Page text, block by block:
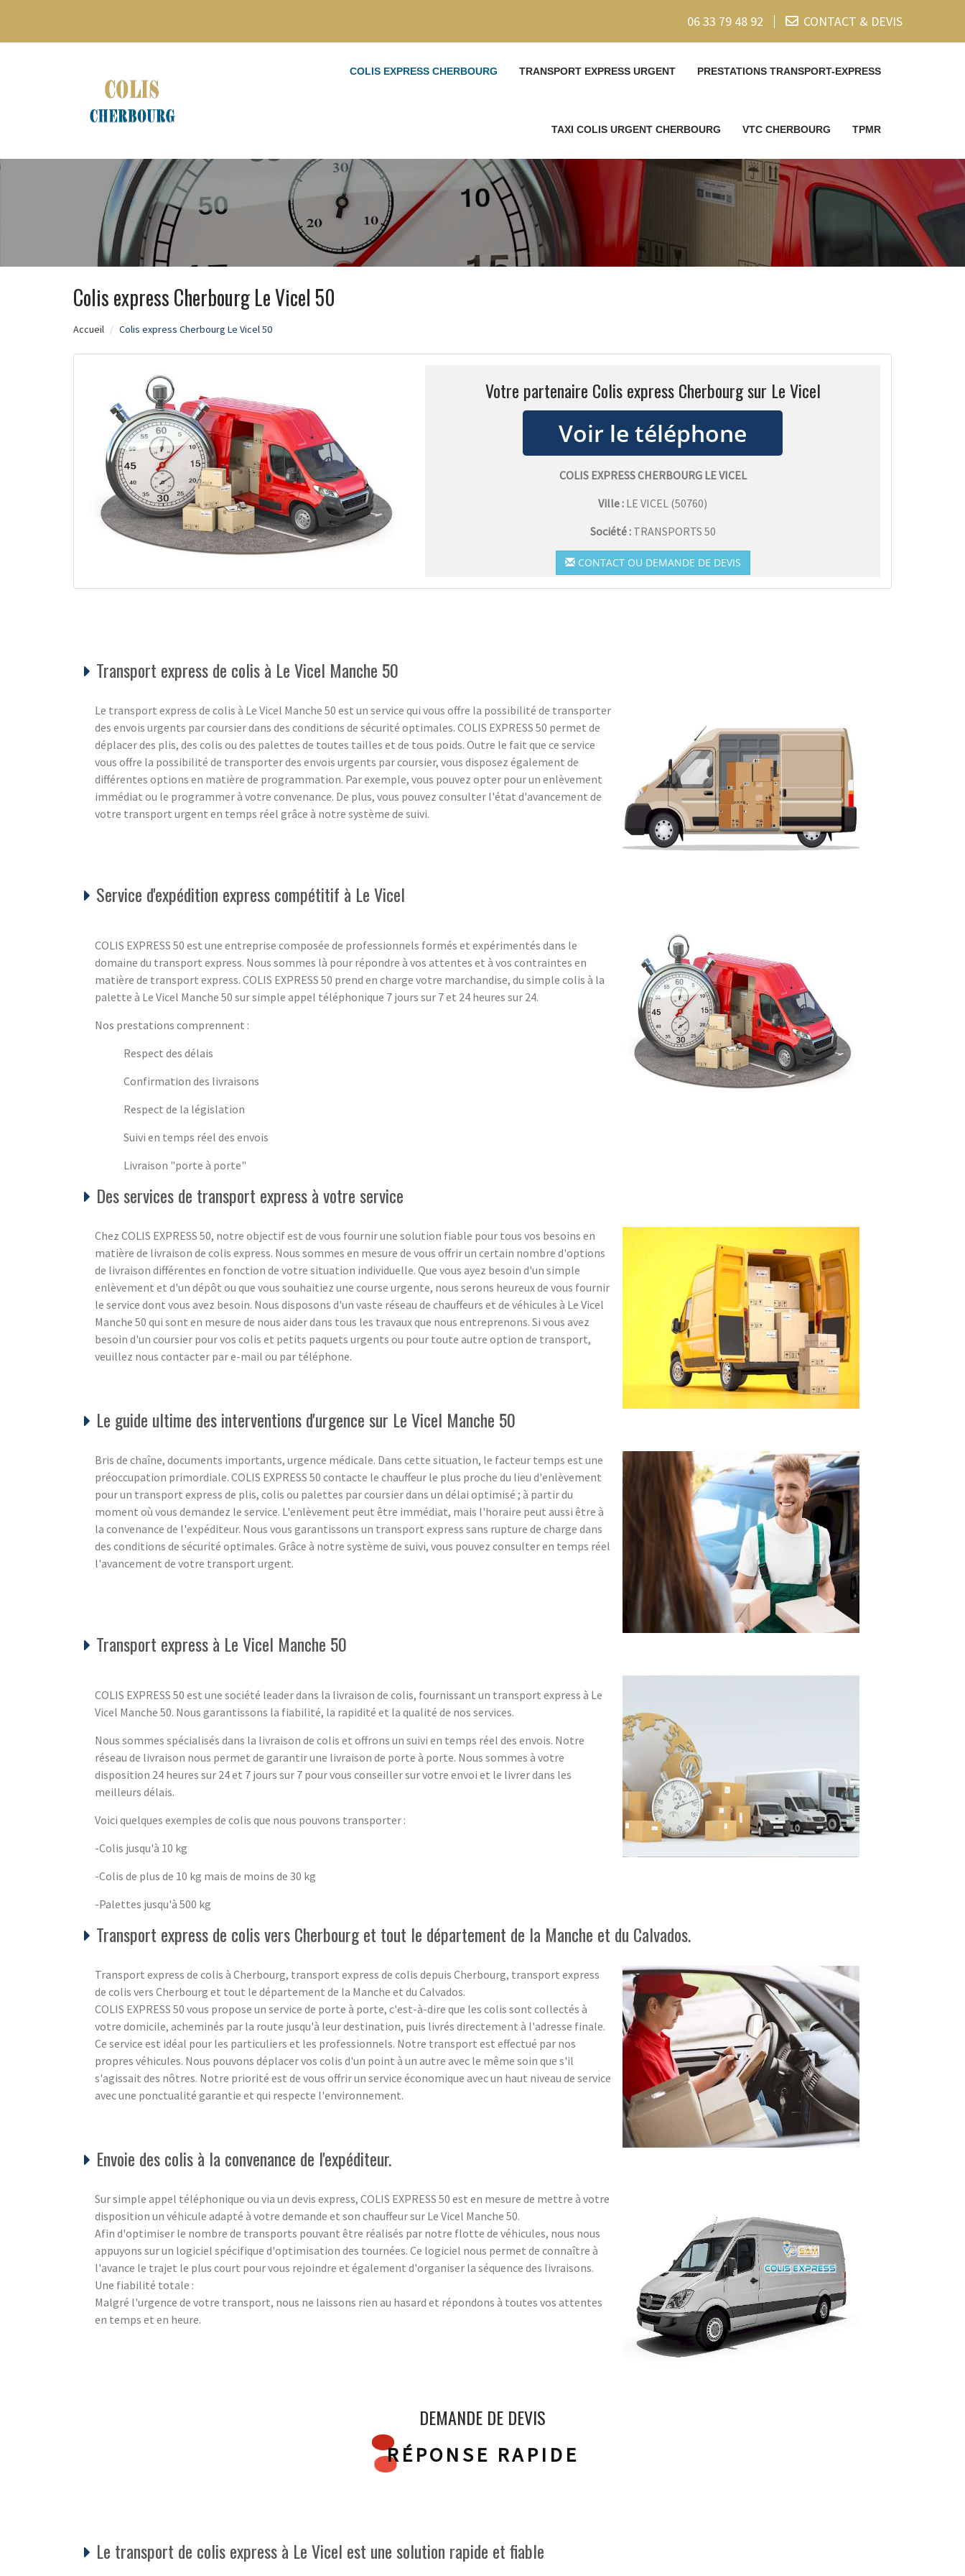
06 33 79 48 92 CONTACT & DEVIS
COLIS EXPRESS CHERBOURG TRANSPORT EXPRESS URGENT PRESTATIONS TRANSPORT-EXPRESS
TAXI COLIS URGENT CHERBOURG VTC CHERBOURG TPMR
Colis express Cherbourg Le Vicel 50
Accueil Colis express Cherbourg Le Vicel 50
Votre partenaire Colis express Cherbourg sur Le Vicel
COLIS EXPRESS CHERBOURG LE VICEL
Ville : LE VICEL (50760)
Société : TRANSPORTS 50
CONTACT OU DEMANDE DE DEVIS
Transport express de colis à Le Vicel Manche 50
Le transport express de colis à Le Vicel Manche 50 est un service qui vous offre la possibilité de transporter
des envois urgents par coursier dans des conditions de sécurité optimales. COLIS EXPRESS 50 permet de
déplacer des plis, des colis ou des palettes de toutes tailles et de tous poids. Outre le fait que ce service
vous offre la possibilité de transporter des envois urgents par coursier, vous disposez également de
différentes options en matière de programmation. Par exemple, vous pouvez opter pour un enlèvement
immédiat ou le programmer à votre convenance. De plus, vous pouvez consulter l'état d'avancement de
votre transport urgent en temps réel grâce à notre système de suivi.
Service d'expédition express compétitif à Le Vicel
COLIS EXPRESS 50 est une entreprise composée de professionnels formés et expérimentés dans le
domaine du transport express. Nous sommes là pour répondre à vos attentes et à vos contraintes en
matière de transport express. COLIS EXPRESS 50 prend en charge votre marchandise, du simple colis à la
palette à Le Vicel Manche 50 sur simple appel téléphonique 7 jours sur 7 et 24 heures sur 24.
Nos prestations comprennent :
Respect des délais
Confirmation des livraisons
Respect de la législation
Suivi en temps réel des envois
Livraison "porte à porte"
Des services de transport express à votre service
Chez COLIS EXPRESS 50, notre objectif est de vous fournir une solution fiable pour tous vos besoins en
matière de livraison de colis express. Nous sommes en mesure de vous offrir un certain nombre d'options
de livraison différentes en fonction de votre situation individuelle. Que vous ayez besoin d'un simple
enlèvement et d'un dépôt ou que vous souhaitiez une course urgente, nous serons heureux de vous fournir
le service dont vous avez besoin. Nous disposons d'un vaste réseau de chauffeurs et de véhicules à Le Vicel
Manche 50 qui sont en mesure de nous aider dans tous les travaux que nous entreprenons. Si vous avez
besoin d'un coursier pour vos colis et petits paquets urgents ou pour toute autre option de transport,
veuillez nous contacter par e-mail ou par téléphone.
Le guide ultime des interventions d'urgence sur Le Vicel Manche 50
Bris de chaîne, documents importants, urgence médicale. Dans cette situation, le facteur temps est une
préoccupation primordiale. COLIS EXPRESS 50 contacte le chauffeur le plus proche du lieu d'enlèvement
pour un transport express de plis, colis ou palettes par coursier dans un délai optimisé ; à partir du
moment où vous demandez le service. L'enlèvement peut être immédiat, mais l'horaire peut aussi être à
la convenance de l'expéditeur. Nous vous garantissons un transport express sans rupture de charge dans
des conditions de sécurité optimales. Grâce à notre système de suivi, vous pouvez consulter en temps réel
l'avancement de votre transport urgent.
Transport express à Le Vicel Manche 50
COLIS EXPRESS 50 est une société leader dans la livraison de colis, fournissant un transport express à Le
Vicel Manche 50. Nous garantissons la fiabilité, la rapidité et la qualité de nos services.
Nous sommes spécialisés dans la livraison de colis et offrons un suivi en temps réel des envois. Notre
réseau de livraison nous permet de garantir une livraison de porte à porte. Nous sommes à votre
disposition 24 heures sur 24 et 7 jours sur 7 pour vous conseiller sur votre envoi et le livrer dans les
meilleurs délais.
Voici quelques exemples de colis que nous pouvons transporter :
-Colis jusqu'à 10 kg
-Colis de plus de 10 kg mais de moins de 30 kg
-Palettes jusqu'à 500 kg
Transport express de colis vers Cherbourg et tout le département de la Manche et du Calvados.
Transport express de colis à Cherbourg, transport express de colis depuis Cherbourg, transport express
de colis vers Cherbourg et tout le département de la Manche et du Calvados.
COLIS EXPRESS 50 vous propose un service de porte à porte, c'est-à-dire que les colis sont collectés à
votre domicile, acheminés par la route jusqu'à leur destination, puis livrés directement à l'adresse finale.
Ce service est idéal pour les particuliers et les professionnels. Notre transport est effectué par nos
propres véhicules. Nous pouvons déplacer vos colis d'un point à un autre avec le même soin que s'il
s'agissait des nôtres. Notre priorité est de vous offrir un service économique avec un haut niveau de service
avec une ponctualité garantie et qui respecte l'environnement.
Envoie des colis à la convenance de l'expéditeur.
Sur simple appel téléphonique ou via un devis express, COLIS EXPRESS 50 est en mesure de mettre à votre
disposition un véhicule adapté à votre demande et son chauffeur sur Le Vicel Manche 50.
Afin d'optimiser le nombre de transports pouvant être réalisés par notre flotte de véhicules, nous nous
appuyons sur un logiciel spécifique d'optimisation des tournées. Ce logiciel nous permet de connaître à
l'avance le trajet le plus court pour vous rejoindre et également d'organiser la séquence des livraisons.
Une fiabilité totale :
Malgré l'urgence de votre transport, nous ne laissons rien au hasard et répondons à toutes vos attentes
en temps et en heure.
DEMANDE DE DEVIS
RÉPONSE RAPIDE
Le transport de colis express à Le Vicel est une solution rapide et fiable